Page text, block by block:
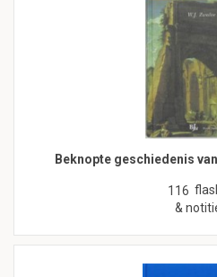
Beknopte geschiedenis
116
&